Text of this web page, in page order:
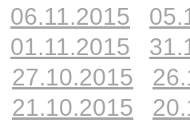
06.11.2015
01.11.2015
27.10.2015
21.10.2015